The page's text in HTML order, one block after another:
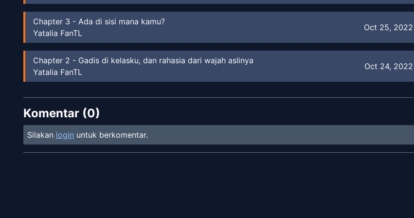
Chapter 3 - Ada di sisi mana kamu?
Yatalia FanTL
Oct 25, 2022
Chapter 2 - Gadis di kelasku, dan rahasia dari wajah aslinya
Yatalia FanTL
Oct 24, 2022
Chapter1-Pasangan Rahasia yang Dipertemukan Secara Tak Sengaja
Yatalia FanTL
Komentar (0)
Silakan login untuk berkomentar.